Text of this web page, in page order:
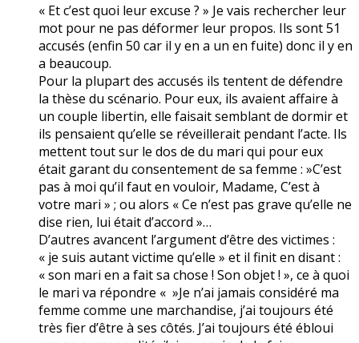
« Et c’est quoi leur excuse ? » Je vais rechercher leur
mot pour ne pas déformer leur propos. Ils sont 51
accusés (enfin 50 car il y en a un en fuite) donc il y en
a beaucoup.
Pour la plupart des accusés ils tentent de défendre
la thèse du scénario. Pour eux, ils avaient affaire à
un couple libertin, elle faisait semblant de dormir et
ils pensaient qu’elle se réveillerait pendant l’acte. Ils
mettent tout sur le dos de du mari qui pour eux
était garant du consentement de sa femme : »C’est
pas à moi qu’il faut en vouloir, Madame, C’est à
votre mari » ; ou alors « Ce n’est pas grave qu’elle ne
dise rien, lui était d’accord »…
D’autres avancent l’argument d’être des victimes :
« je suis autant victime qu’elle » et il finit en disant :
« son mari en a fait sa chose ! Son objet ! », ce à quoi
le mari va répondre « »Je n’ai jamais considéré ma
femme comme une marchandise, j’ai toujours été
très fier d’être à ses côtés. J’ai toujours été ébloui